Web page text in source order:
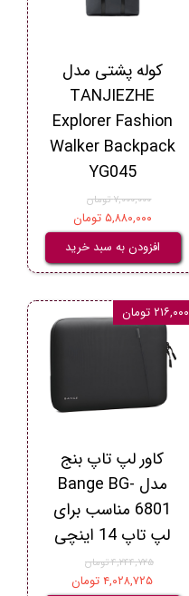
کوله پشتی مدل
TANJIEZHE
Explorer Fashion
Walker Backpack
YG045
۷,۰۰۰,۰۰۰ تومان
۵,۸۸۰,۰۰۰ تومان
افزودن به سبد خرید
کاور لپ تاپ بنج
مدل Bange BG-
6801 مناسب برای
لپ تاپ 14 اینچی
۴,۲۴۴,۷۲۵ تومان
۴,۰۲۸,۷۲۵ تومان
۲۱۶,۰۰۰ تومان